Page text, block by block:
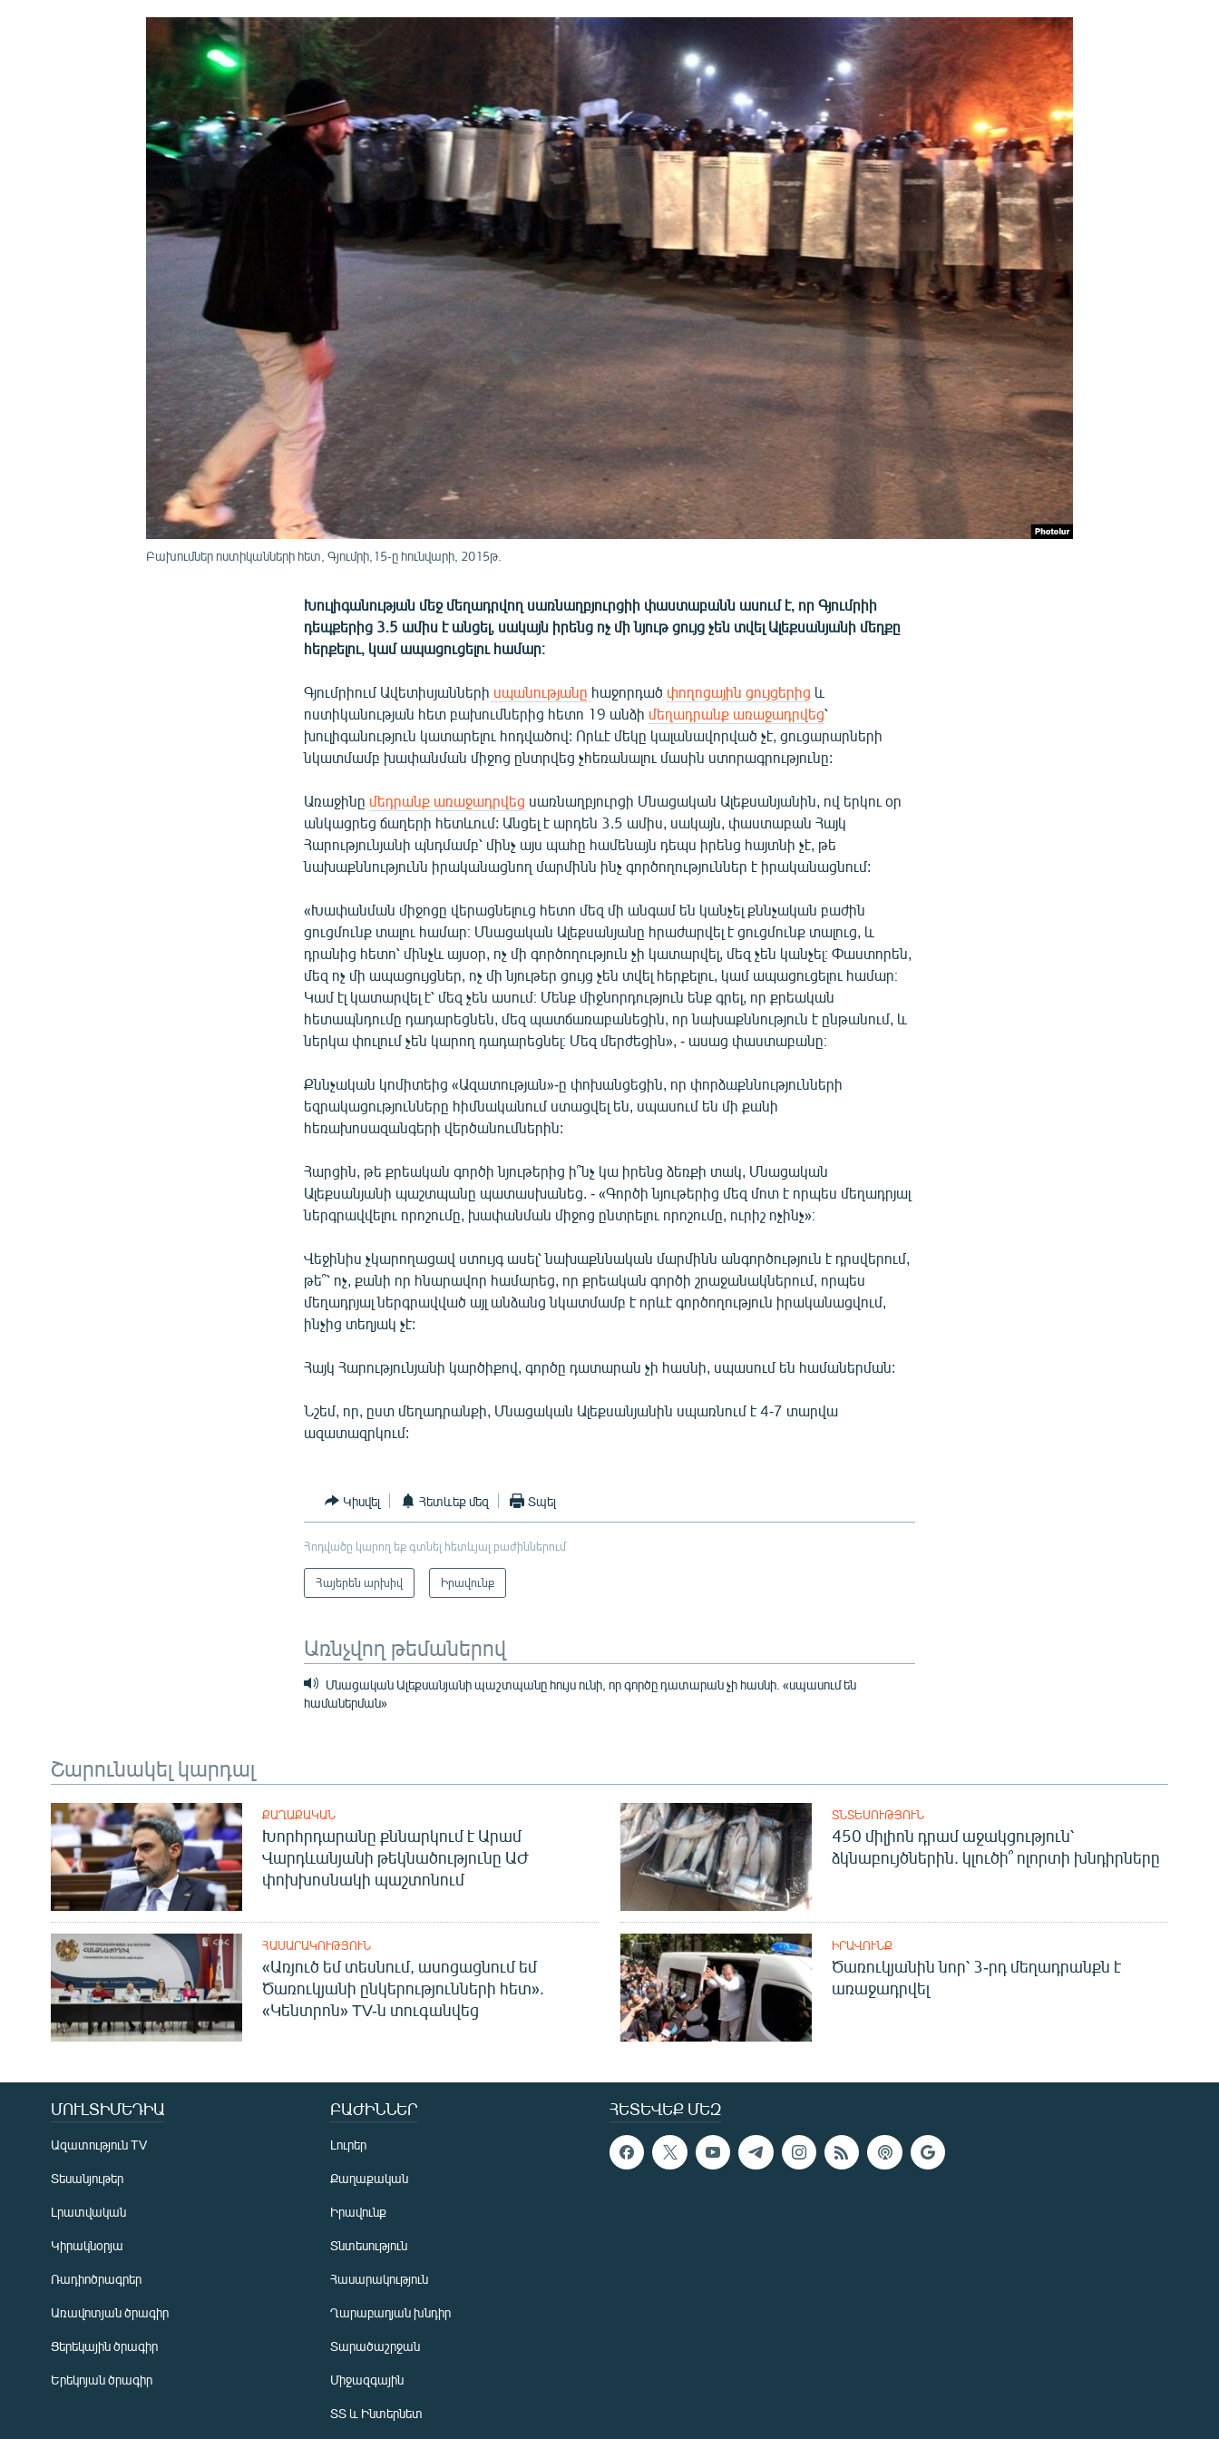
ՄԵԿՆԱԲԱՆՈՒԹՅՈՒՆ
Բախումներ ոստիկանների հետ, Գյումրի,15-ը հունվարի, 2015թ.
Խուլիգանության մեջ մեղադրվող սառնաղբյուրցիի փաստաբանն ասում է, որ Գյումրիի
դեպքերից 3.5 ամիս է անցել, սակայն իրենց ոչ մի նյութ ցույց չեն տվել Ալեքսանյանի մեղքը
հերքելու, կամ ապացուցելու համար։
Գյումրիում Ավետիսյանների սպանությանը հաջորդած փողոցային ցույցերից և
ոստիկանության հետ բախումներից հետո 19 անձի մեղադրանք առաջադրվեց՝
խուլիգանություն կատարելու հոդվածով: Որևէ մեկը կալանավորված չէ, ցուցարարների
նկատմամբ խափանման միջոց ընտրվեց չհեռանալու մասին ստորագրությունը:
Առաջինը մեդրանք առաջադրվեց սառնաղբյուրցի Մնացական Ալեքսանյանին, ով երկու օր
անկացրեց ճաղերի հետևում: Անցել է արդեն 3.5 ամիս, սակայն, փաստաբան Հայկ
Հարությունյանի պնդմամբ՝ մինչ այս պահը համենայն դեպս իրենց հայտնի չէ, թե
նախաքննությունն իրականացնող մարմինն ինչ գործողություններ է իրականացնում:
«Խափանման միջոցը վերացնելուց հետո մեզ մի անգամ են կանչել քննչական բաժին
ցուցմունք տալու համար։ Մնացական Ալեքսանյանը հրաժարվել է ցուցմունք տալուց, և
դրանից հետո՝ մինչև այսօր, ոչ մի գործողություն չի կատարվել, մեզ չեն կանչել։ Փաստորեն,
մեզ ոչ մի ապացույցներ, ոչ մի նյութեր ցույց չեն տվել հերքելու, կամ ապացուցելու համար։
Կամ էլ կատարվել է՝ մեզ չեն ասում։ Մենք միջնորդություն ենք գրել, որ քրեական
հետապնդումը դադարեցնեն, մեզ պատճառաբանեցին, որ նախաքննություն է ընթանում, և
ներկա փուլում չեն կարող դադարեցնել։ Մեզ մերժեցին», - ասաց փաստաբանը։
Քննչական կոմիտեից «Ազատության»-ը փոխանցեցին, որ փորձաքննությունների
եզրակացությունները հիմնականում ստացվել են, սպասում են մի քանի
հեռախոսազանգերի վերծանումներին:
Հարցին, թե քրեական գործի նյութերից ի՞նչ կա իրենց ձեռքի տակ, Մնացական
Ալեքսանյանի պաշտպանը պատասխանեց. - «Գործի նյութերից մեզ մոտ է որպես մեղադրյալ
ներգրավվելու որոշումը, խափանման միջոց ընտրելու որոշումը, ուրիշ ոչինչ»։
Վեջինիս չկարողացավ ստույգ ասել՝ նախաքննական մարմինն անգործություն է դրսվերում,
թե՞՝ ոչ, քանի որ հնարավոր համարեց, որ քրեական գործի շրաջանակներում, որպես
մեղադրյալ ներգրավված այլ անձանց նկատմամբ է որևէ գործողություն իրականացվում,
ինչից տեղյակ չէ:
Հայկ Հարությունյանի կարծիքով, գործը դատարան չի հասնի, սպասում են համաներման:
Նշեմ, որ, ըստ մեղադրանքի, Մնացական Ալեքսանյանին սպառնում է 4-7 տարվա
ազատազրկում:
Կիսվել Հետևեք մեզ Տպել
Հոդվածը կարող եք գտնել հետևյալ բաժիններում
Հայերեն արխիվ Իրավունք
Առնչվող թեմաներով
Մնացական Ալեքսանյանի պաշտպանը հույս ունի, որ գործը դատարան չի հասնի. «սպասում են
համաներման»
Շարունակել կարդալ
ՔԱՂԱՔԱԿԱՆ
Խորհրդարանը քննարկում է Արամ
Վարդևանյանի թեկնածությունը ԱԺ
փոխխոսնակի պաշտոնում
ՏՆՏԵՍՈՒԹՅՈՒՆ
450 միլիոն դրամ աջակցություն՝
ձկնաբույծներին. կլուծի՞ ոլորտի խնդիրները
ՀԱՍԱՐԱԿՈՒԹՅՈՒՆ
«Առյուծ եմ տեսնում, ասոցացնում եմ
Ծառուկյանի ընկերությունների հետ».
«Կենտրոն» TV-ն տուգանվեց
ԻՐԱՎՈՒՆՔ
Ծառուկյանին նոր՝ 3-րդ մեղադրանքն է
առաջադրվել
ՀԵՏԵՎԵՔ ՄԵԶ
ՄՈՒԼՏԻՄԵԴԻԱ
Ազատություն TV
Տեսանյութեր
Լրատվական
Կիրակնօրյա
Ռադիոծրագրեր
Առավոտյան ծրագիր
Ցերեկային ծրագիր
Երեկոյան ծրագիր
ԲԱԺԻՆՆԵՐ
Լուրեր
Քաղաքական
Իրավունք
Տնտեսություն
Հասարակություն
Ղարաբաղյան խնդիր
Տարածաշրջան
Միջազգային
ՏՏ և Ինտերնետ